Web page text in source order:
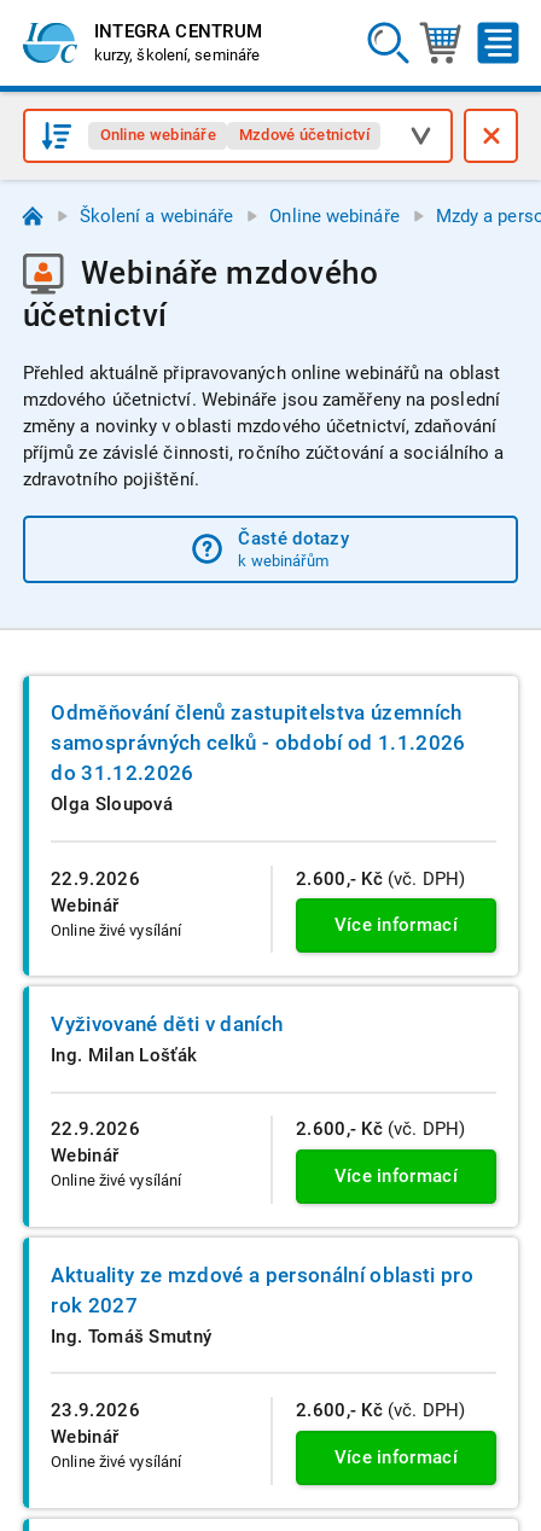
INTEGRA CENTRUM
kurzy, školení, semináře
Online webináře Mzdové účetnictví
Školení a webináře Online webináře Mzdy a
Webináře mzdového
účetnictví
Přehled aktuálně připravovaných online webinářů na oblast
mzdového účetnictví. Webináře jsou zaměřeny na poslední
změny a novinky v oblasti mzdového účetnictví, zdaňování
příjmů ze závislé činnosti, ročního zúčtování a sociálního a
zdravotního pojištění.
Časté dotazy
k webinářům
22.9.2026
Webinář
Online živé vysílání
Odměňování členů zastupitelstva územních
samosprávných celků - období od 1.1.2026
do 31.12.2026
Olga Sloupová
2.600,- Kč (vč. DPH)
Více informací
22.9.2026
Webinář
Online živé vysílání
Vyživované děti v daních
Ing. Milan Lošťák
2.600,- Kč (vč. DPH)
Více informací
23.9.2026
Webinář
Online živé vysílání
Aktuality ze mzdové a personální oblasti pro
rok 2027
Ing. Tomáš Smutný
2.600,- Kč (vč. DPH)
Více informací